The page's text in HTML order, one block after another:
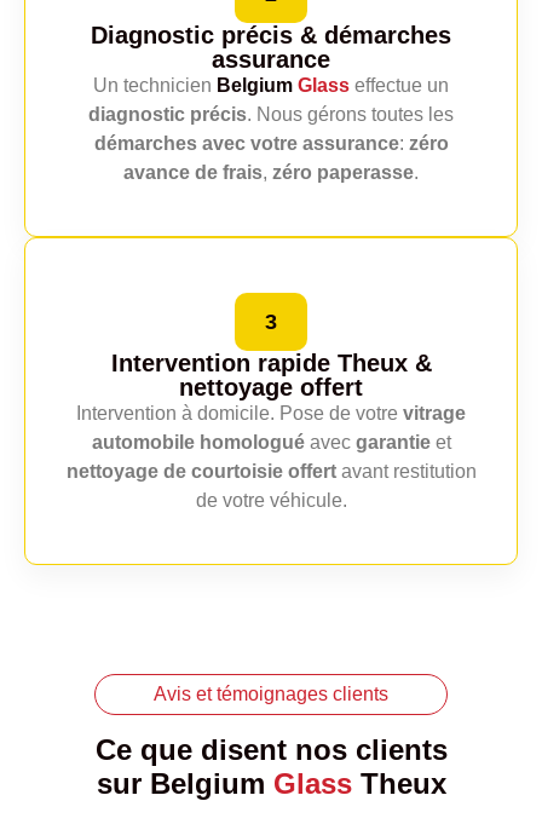
Diagnostic précis & démarches
assurance
Un technicien Belgium Glass effectue un
diagnostic précis. Nous gérons toutes les
démarches avec votre assurance: zéro
avance de frais, zéro paperasse.
3
Intervention rapide Theux &
nettoyage offert
Intervention à domicile. Pose de votre vitrage
automobile homologuéavec garantieet
nettoyage de courtoisie offertavant restitution
de votre véhicule.
Avis et témoignages clients
Ce que disent nos clients
sur Belgium GlassTheux